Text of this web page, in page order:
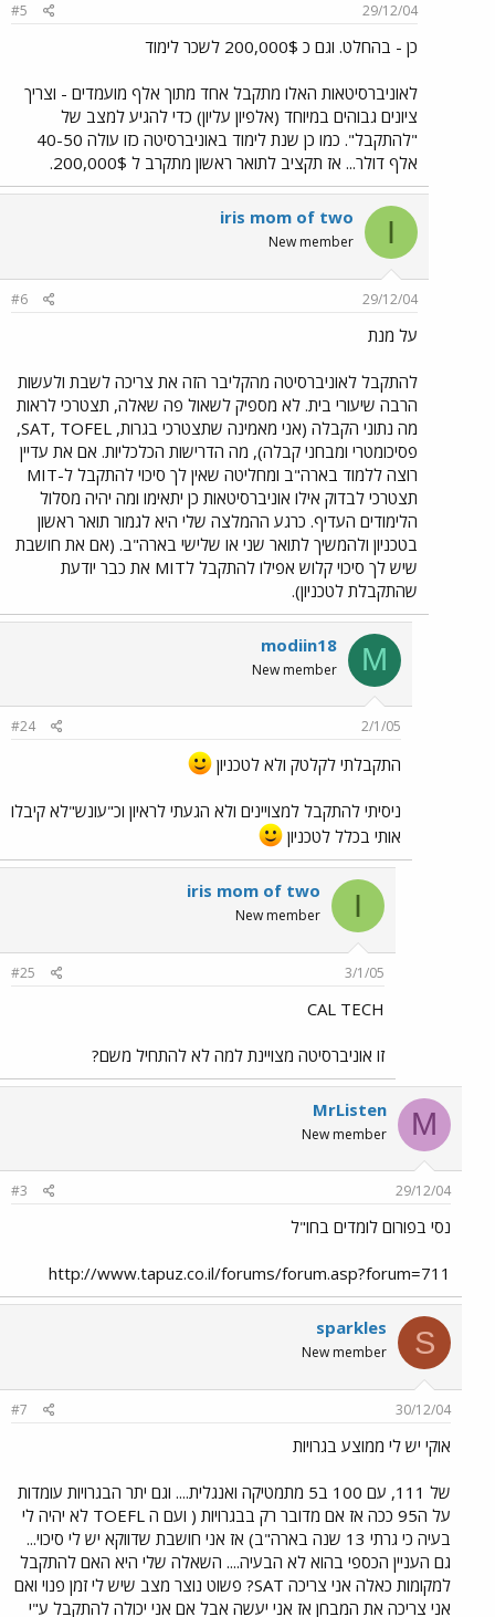
29/12/04
#5
כן - בהחלט. וגם כ 200,000$ לשכר לימוד
לאוניברסיטאות האלו מתקבל אחד מתוך אלף מועמדים - וצריך
ציונים גבוהים במיוחד (אלפיון עליון) כדי להגיע למצב של
"להתקבל". כמו כן שנת לימוד באוניברסיטה כזו עולה 40-50
אלף דולר... אז תקציב לתואר ראשון מתקרב ל 200,000$.
I
iris mom of two
New member
29/12/04
#6
על מנת
להתקבל לאוניברסיטה מהקליבר הזה את צריכה לשבת ולעשות
הרבה שיעורי בית. לא מספיק לשאול פה שאלה, תצטרכי לראות
מה נתוני הקבלה (אני מאמינה שתצטרכי בגרות, SAT, TOFEL,
פסיכומטרי ומבחני קבלה), מה הדרישות הכלכליות. אם את עדיין
רוצה ללמוד בארה"ב ומחליטה שאין לך סיכוי להתקבל ל-MIT
תצטרכי לבדוק אילו אוניברסיטאות כן יתאימו ומה יהיה מסלול
הלימודים העדיף. כרגע ההמלצה שלי היא לגמור תואר ראשון
בטכניון ולהמשיך לתואר שני או שלישי בארה"ב. (אם את חושבת
שיש לך סיכוי קלוש אפילו להתקבל לMIT את כבר יודעת
שהתקבלת לטכניון).
M
modiin18
New member
2/1/05
#24
התקבלתי לקלטק ולא לטכניון
ניסיתי להתקבל למצויינים ולא הגעתי לראיון וכ"עונש"לא קיבלו
אותי בכלל לטכניון
I
iris mom of two
New member
3/1/05
#25
CAL TECH
זו אוניברסיטה מצויינת למה לא להתחיל משם?
M
MrListen
New member
29/12/04
#3
נסי בפורום לומדים בחו"ל
http://www.tapuz.co.il/forums/forum.asp?forum=711
S
sparkles
New member
30/12/04
#7
אוקי יש לי ממוצע בגרויות
של 111, עם 100 ב5 מתמטיקה ואנגלית.... וגם יתר הבגרויות עומדות
על ה95 ככה אז אם מדובר רק בבגרויות ( ועם ה TOEFL לא יהיה לי
בעיה כי גרתי 13 שנה בארה"ב) אז אני חושבת שדווקא יש לי סיכוי...
גם העניין הכספי בהוא לא הבעיה.... השאלה שלי היא האם להתקבל
למקומות כאלה אני צריכה SAT? פשוט נוצר מצב שיש לי זמן פנוי ואם
אני צריכה את המבחן אז אני יעשה אבל אם אני יכולה להתקבל ע"י